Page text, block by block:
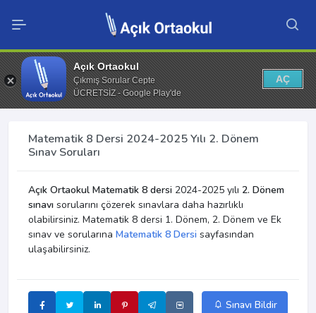
Açık Ortaokul
Çıkmış Sorular Cepte
ÜCRETSİZ - Google Play'de
AÇ
Matematik 8 Dersi 2024-2025 Yılı 2. Dönem
Sınav Soruları
Açık Ortaokul Matematik 8 dersi 2024-2025 yılı 2. Dönem
sınavı sorularını çözerek sınavlara daha hazırlıklı
olabilirsiniz. Matematik 8 dersi 1. Dönem, 2. Dönem ve Ek
sınav ve sorularına Matematik 8 Dersi sayfasından
ulaşabilirsiniz.
Sınavı Bildir